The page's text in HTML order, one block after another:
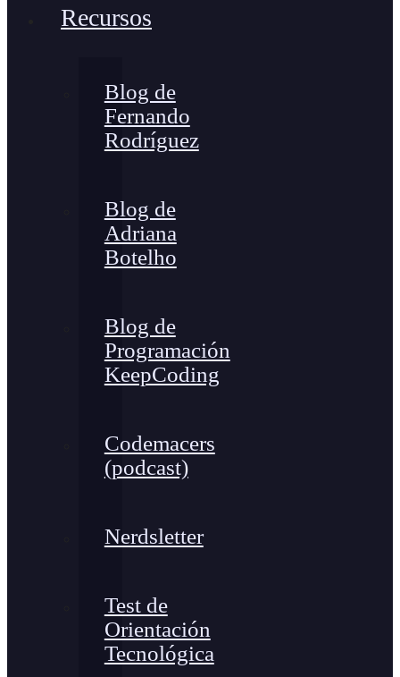
Recursos
Blog de
Fernando
Rodríguez
Blog de
Adriana
Botelho
Blog de
Programación
KeepCoding
Codemacers
(podcast)
Nerdsletter
Test de
Orientación
Tecnológica